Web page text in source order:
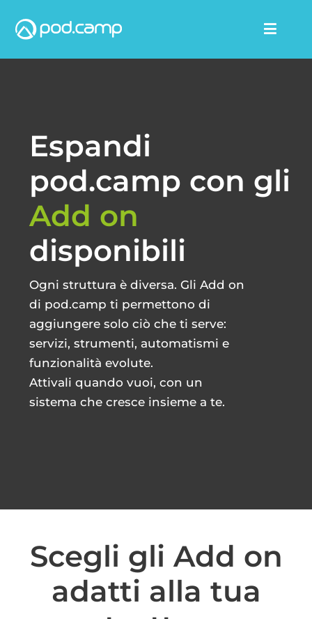
Toggle
MODULI E COMPONENTI IN EVIDENZA
VERSIONI E PREZZI
CLIENTI
INTEGRAZIONI
CONTATTI
JOBS
Espandi
pod.camp con gli
Add on
disponibili
Ogni struttura è diversa. Gli Add on
di pod.camp ti permettono di
aggiungere solo ciò che ti serve:
servizi, strumenti, automatismi e
funzionalità evolute.
Attivali quando vuoi, con un
sistema che cresce insieme a te.
Scegli gli Add on
adatti alla tua